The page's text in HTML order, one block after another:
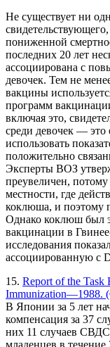
Не существует ни
пониженной
последних 20 лет
ассоциирована с
девочек. Тем не
вакцины
программ
включая это,
среди девочек — это
использовать
положительно
Эксперты ВОЗ
преувеличен,
местности, где
коклюша, и поэтому
Однако коклюш был
вакцинации в
исследования
ассоциированную с
15. Report of the Task
Immunization—1988.
В Японии за 5 лет
компенсация за 37
них 11 случаев